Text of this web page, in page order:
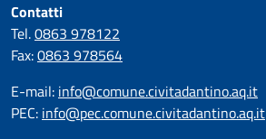
Contatti
Tel.0863 978122
Fax:0863 978564
E-mail: info@comune.civitadantino.aq.it
PEC: info@pec.comune.civitadantino.aq.it